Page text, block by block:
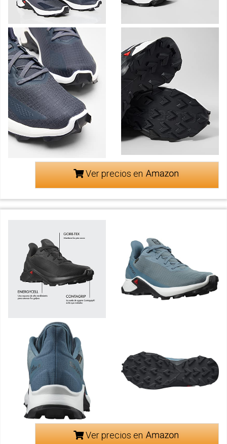
Ver precios en
Ver precios en